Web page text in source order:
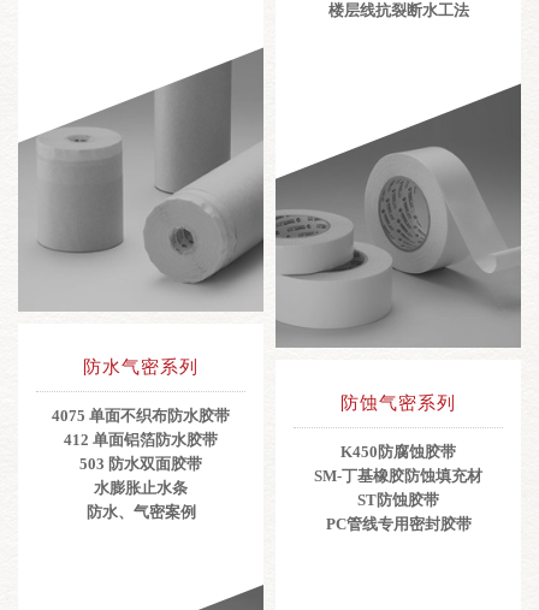
楼层线抗裂断水工法
防水气密系列
4075 单面不织布防水胶带
412 单面铝箔防水胶带
503 防水双面胶带
水膨胀止水条
防水、气密案例
防蚀气密系列
K450防腐蚀胶带
SM-丁基橡胶防蚀填充材
ST防蚀胶带
PC管线专用密封胶带